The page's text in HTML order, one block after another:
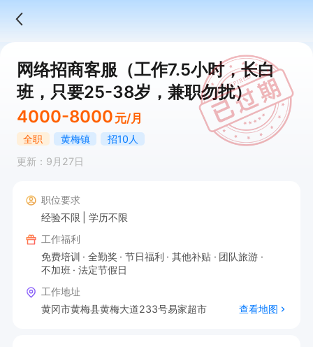
网络招商客服（工作7.5小时，长白
班，只要25-38岁，兼职勿扰）
4000-8000 元/月
全职 黄梅镇
招10人
更新：9月27日
职位要求
经验不限
学历不限
工作福利
免费培训
全勤奖 节日福利 其他补贴
团队旅游
不加班
法定节假日
工作地址
黄冈市黄梅县黄梅大道233号易家超市
查看地图